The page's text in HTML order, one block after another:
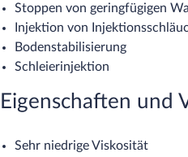
Stoppen von geringfügigen
Injektion von
Bodenstabilisierung
Schleierinjektion
Eigenschaften und
Sehr niedrige Viskosität